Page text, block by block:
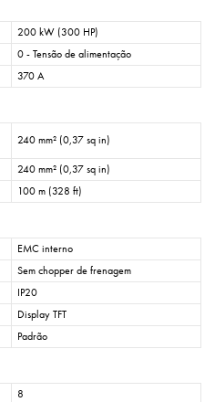
200 kW (300 HP)
0 - Tensão de alimentação
370 A
240 mm² (0,37 sq in)
240 mm² (0,37 sq in)
100 m (328 ft)
EMC interno
Sem chopper de frenagem
IP20
Display TFT
Padrão
8